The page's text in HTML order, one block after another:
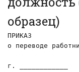
образец)
ПРИКАЗ
о переводе
г.